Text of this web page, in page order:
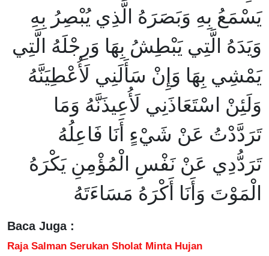
يَسْمَعُ بِهِ وَبَصَرَهُ الَّذِي يُبْصِرُ بِهِ
وَيَدَهُ الَّتِي يَبْطِشُ بِهَا وَرِجْلَهُ الَّتِي
يَمْشِي بِهَا وَإِنْ سَأَلَنِي لَأُعْطِيَنَّهُ
وَلَئِنْ اسْتَعَاذَنِي لَأُعِيذَنَّهُ وَمَا
تَرَدَّدْتُ عَنْ شَيْءٍ أَنَا فَاعِلُهُ
تَرَدُّدِي عَنْ نَفْسِ الْمُؤْمِنِ يَكْرَهُ
الْمَوْتَ وَأَنَا أَكْرَهُ مَسَاءَتَهُ
Baca Juga :
Raja Salman Serukan Sholat Minta Hujan